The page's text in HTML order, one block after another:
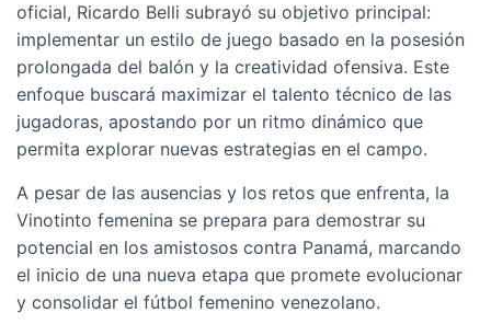
oficial, Ricardo Belli subrayó su objetivo principal:
implementar un estilo de juego basado en la posesión
prolongada del balón y la creatividad ofensiva. Este
enfoque buscará maximizar el talento técnico de las
jugadoras, apostando por un ritmo dinámico que
permita explorar nuevas estrategias en el campo.
A pesar de las ausencias y los retos que enfrenta, la
Vinotinto femenina se prepara para demostrar su
potencial en los amistosos contra Panamá, marcando
el inicio de una nueva etapa que promete evolucionar
y consolidar el fútbol femenino venezolano.